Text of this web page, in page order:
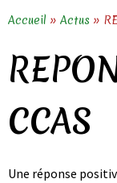
Accueil » Actus »
CCAS
Une réponse